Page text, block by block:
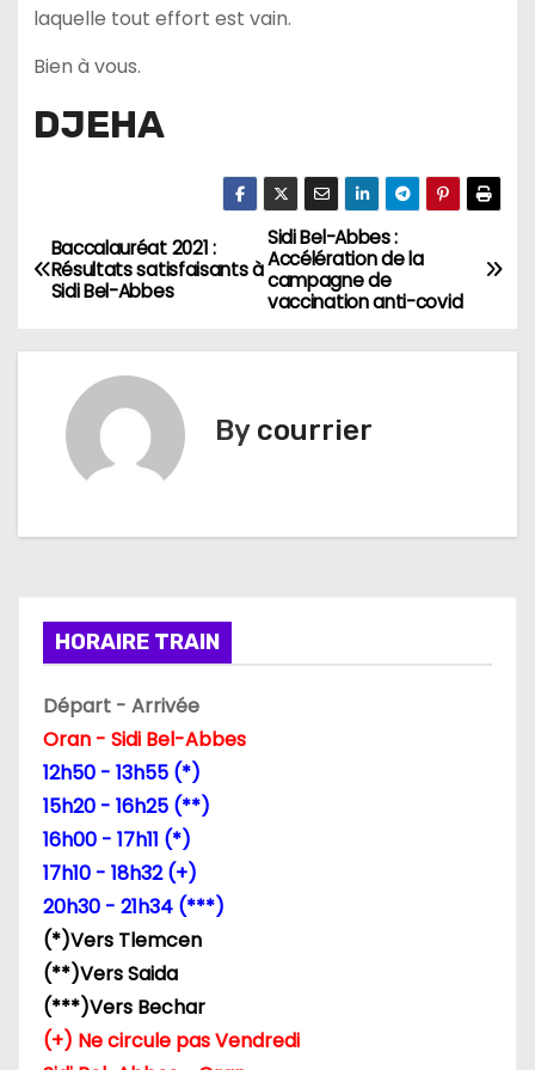
laquelle tout effort est vain.
Bien à vous.
DJEHA
N
a
v
t
o
n
d
e
a
r
t
Sidi Bel-Abbes :
Accélération de la
campagne de
vaccination anti-covid
Baccalauréat 2021 :
Résultats satisfaisants à
Sidi Bel-Abbes
By courrier
HORAIRE TRAIN
Départ - Arrivée
Oran - Sidi Bel-Abbes
12h50 - 13h55 (*)
15h20 - 16h25 (**)
16h00 - 17h11 (*)
17h10 - 18h32 (+)
20h30 - 21h34 (***)
(*)Vers Tlemcen
(**)Vers Saida
(***)Vers Bechar
(+) Ne circule pas Vendredi